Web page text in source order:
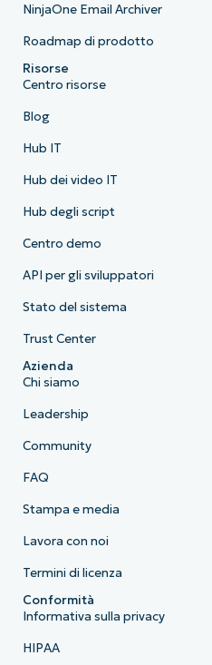
NinjaOne Email Archiver
Roadmap di prodotto
Risorse
Centro risorse
Blog
Hub IT
Hub dei video IT
Hub degli script
Centro demo
API per gli sviluppatori
Stato del sistema
Trust Center
Azienda
Chi siamo
Leadership
Community
FAQ
Stampa e media
Lavora con noi
Termini di licenza
Conformità
Informativa sulla privacy
HIPAA